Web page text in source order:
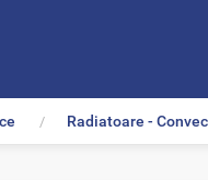
Radiatoare -